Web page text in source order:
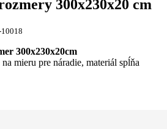
300x230x20 cm
300x230x20cm
mieru pre náradie, materiál spĺňa